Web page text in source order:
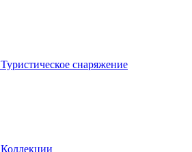
Туристическое снаряжение
Коллекции